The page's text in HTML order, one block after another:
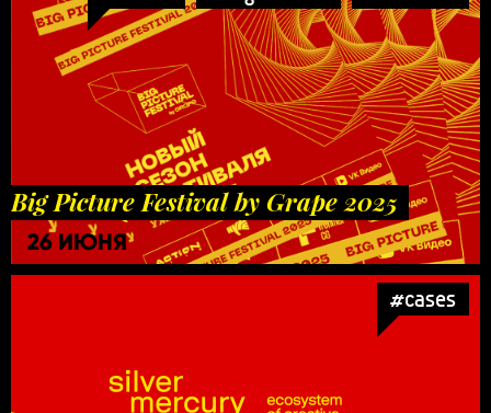
Big Picture Festival by Grape 2025
26 ИЮНЯ
#cases